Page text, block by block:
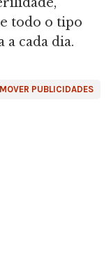
todo o tipo
cada dia.
PUBLICIDADES